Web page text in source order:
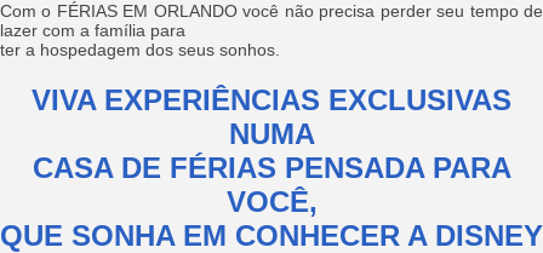
Com o FÉRIAS EM ORLANDO você não precisa perder seu tempo de
lazer com a família para
ter a hospedagem dos seus sonhos.
VIVA EXPERIÊNCIAS EXCLUSIVAS
NUMA
CASA DE FÉRIAS PENSADA PARA
VOCÊ,
QUE SONHA EM CONHECER A DISNEY